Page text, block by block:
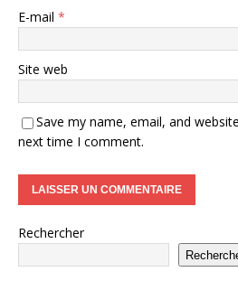
E-mail *
Site web
Save my name, email, and
next time I comment.
Rechercher